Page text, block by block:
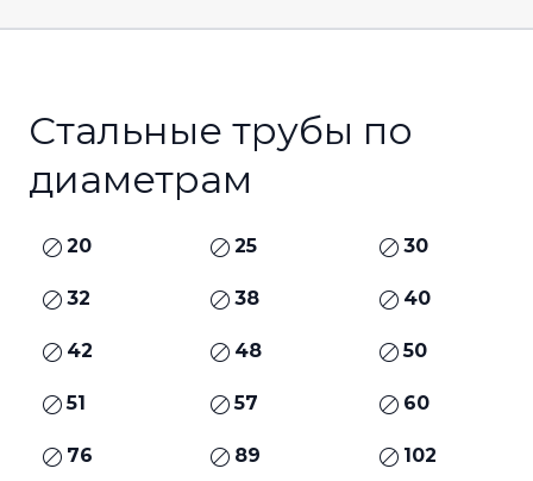
Стальные трубы по
диаметрам
20 25 30
32 38 40
42 48 50
51 57 60
76 89 102